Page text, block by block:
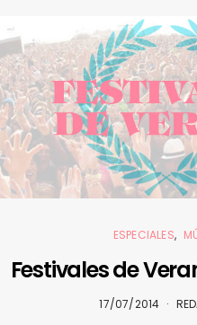
ESPECIALES
Festivales de
17/07/2014